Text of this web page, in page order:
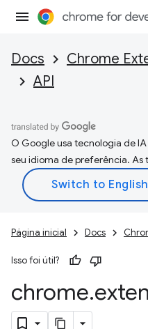
Docs Chrome
API
O Google usa tecnologia de
seu idioma de preferência. As
Página inicial Docs
Isso foi útil?
chrome.